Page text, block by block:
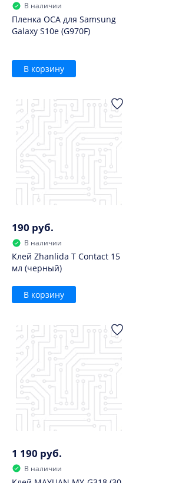
В наличии
Пленка OCA для Samsung
Galaxy S10e (G970F)
В корзину
190 руб.
В наличии
Клей Zhanlida T Contact 15
мл (черный)
В корзину
1 190 руб.
В наличии